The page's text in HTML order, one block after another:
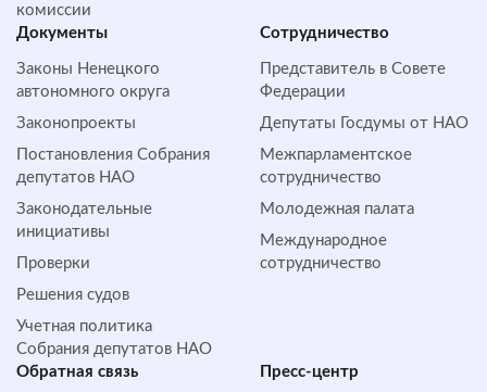
комиссии
Документы
Законы Ненецкого
автономного округа
Законопроекты
Постановления Собрания
депутатов НАО
Законодательные
инициативы
Проверки
Решения судов
Учетная политика
Собрания депутатов НАО
Сотрудничество
Представитель в Совете
Федерации
Депутаты Госдумы от НАО
Межпарламентское
сотрудничество
Молодежная палата
Международное
сотрудничество
Обратная cвязь Пресс-центр